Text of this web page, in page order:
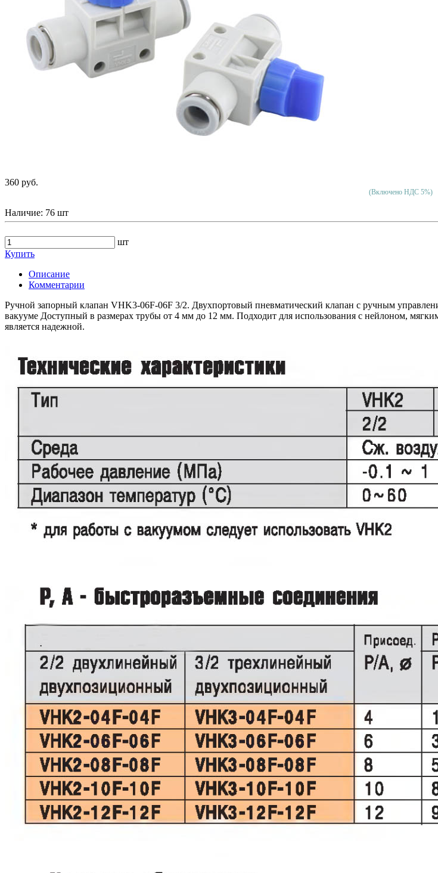
360 руб.
(Включено НДС 5%)
Наличие: 76 шт
шт
Купить
Описание
Комментарии
Ручной запорный клапан VHK3-06F-06F 3/2. Двухпортовый пневматический клапан с ручным
вакууме Доступный в размерах трубы от 4 мм до 12 мм. Подходит для использования с нейлоном,
является надежной.